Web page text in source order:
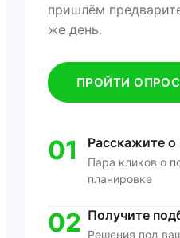
пришлём
же день.
ПРОЙТИ ОПРОС
01 Расскажите о
Пара кликов о
планировке
02 Получите
Решения под